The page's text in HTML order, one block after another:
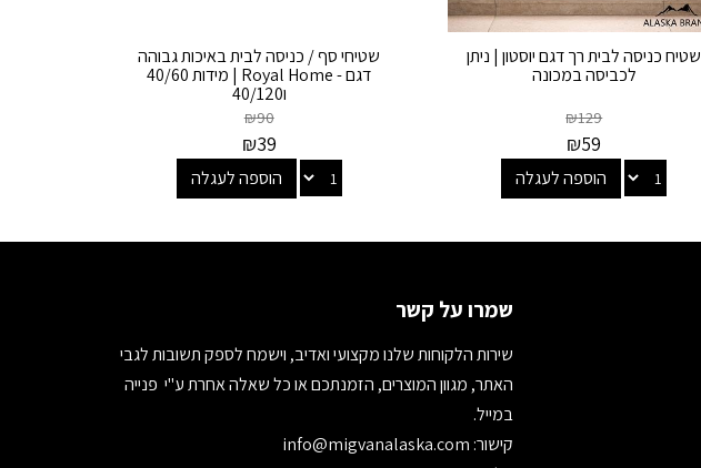
שטיח כניסה לבית רך דגם יוסטון | ניתן
לכביסה במכונה
₪129
₪59
הוספה לעגלה
שטיחי סף / כניסה לבית באיכות גבוהה
דגם - Royal Home | מידות 40/60
ו40/120
₪90
₪39
הוספה לעגלה
שמרו על קשר
שירות הלקוחות שלנו מקצועי ואדיב, וישמח לספק תשובות לגבי
האתר, מגוון המוצרים, הזמנתכם או כל שאלה אחרת ע"י פנייה
במייל.
קישור: